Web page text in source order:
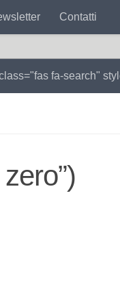
Contatti
open
fa-search"